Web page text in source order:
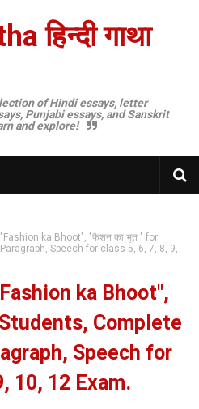
हिन्दी गाथा
of Hindi essays, letter
Punjabi essays, and Sanskrit
and explore!
ka Bhoot", "फैशन का भूत " for
Speech for class 5, 6, 7, 8, 9,
ka Bhoot",
Complete
Speech for
10, 12 Exam.